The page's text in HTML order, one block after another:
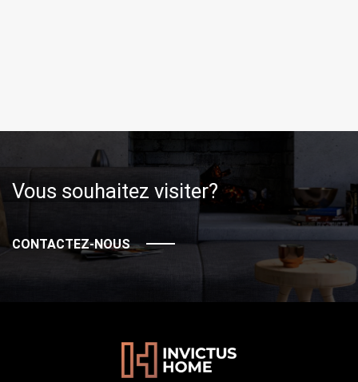
Vous souhaitez visiter?
CONTACTEZ-NOUS